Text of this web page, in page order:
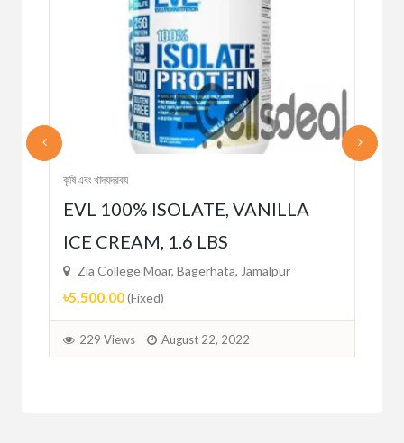
কৃষি এবং খাদ্যদ্রব্য
EVL 100% ISOLATE, VANILLA
ICE CREAM, 1.6 LBS
Zia College Moar, Bagerhata, Jamalpur
৳5,500.00(Fixed)
229 Views August 22, 2022